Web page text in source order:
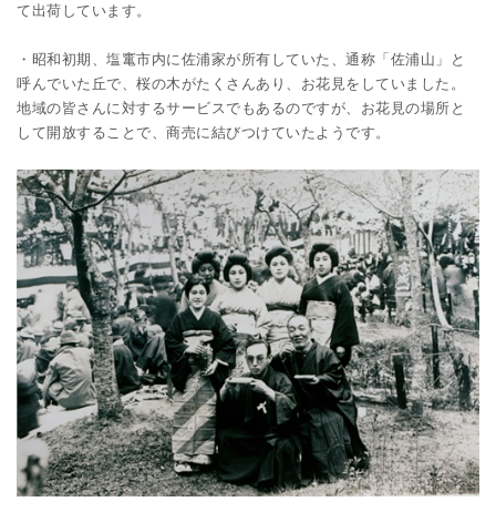
て出荷しています。
・昭和初期、塩竃市内に佐浦家が所有していた、通称「佐浦山」と
呼んでいた丘で、桜の木がたくさんあり、お花見をしていました。
地域の皆さんに対するサービスでもあるのですが、お花見の場所と
して開放することで、商売に結びつけていたようです。